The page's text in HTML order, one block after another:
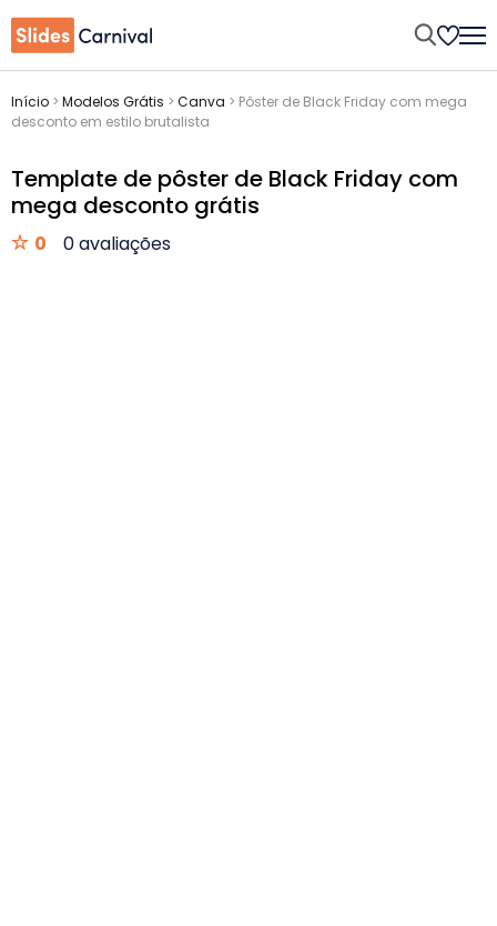
Início > Modelos Grátis > Canva > Pôster de Black Friday com mega
desconto em estilo brutalista
Template de pôster de Black Friday com
mega desconto grátis
0 0 avaliações